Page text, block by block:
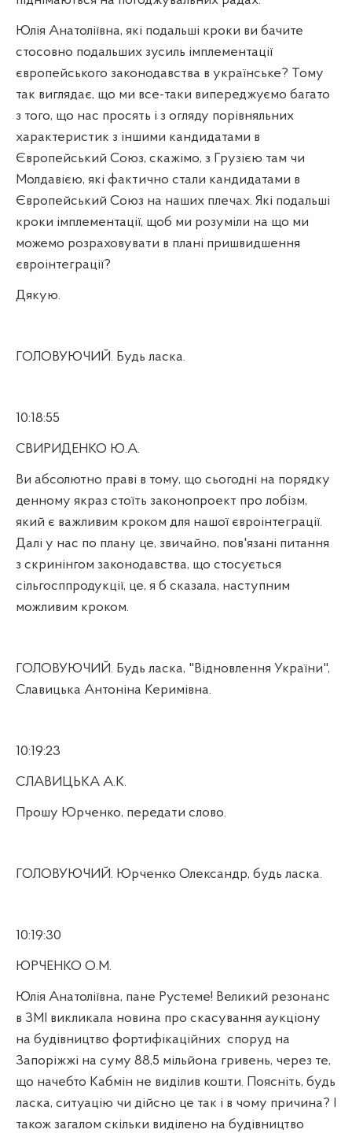
Юлія Анатоліївна, які подальші кроки ви бачите
стосовно подальших зусиль імплементації
європейського законодавства в українське? Тому
так виглядає, що ми все-таки випереджуємо багато
з того, що нас просять і з огляду порівняльних
характеристик з іншими кандидатами в
Європейський Союз, скажімо, з Грузією там чи
Молдавією, які фактично стали кандидатами в
Європейський Союз на наших плечах. Які подальші
кроки імплементації, щоб ми розуміли на що ми
можемо розраховувати в плані пришвидшення
євроінтеграції?
Дякую.
ГОЛОВУЮЧИЙ. Будь ласка.
10:18:55
СВИРИДЕНКО Ю.А.
Ви абсолютно праві в тому, що сьогодні на порядку
денному якраз стоїть законопроект про лобізм,
який є важливим кроком для нашої євроінтеграції.
Далі у нас по плану це, звичайно, пов'язані питання
з скринінгом законодавства, що стосується
сільгосппродукції, це, я б сказала, наступним
можливим кроком.
ГОЛОВУЮЧИЙ. Будь ласка, "Відновлення України",
Славицька Антоніна Керимівна.
10:19:23
СЛАВИЦЬКА А.К.
Прошу Юрченко, передати слово.
ГОЛОВУЮЧИЙ. Юрченко Олександр, будь ласка.
10:19:30
ЮРЧЕНКО О.М.
Юлія Анатоліївна, пане Рустеме! Великий резонанс
в ЗМІ викликала новина про скасування аукціону
на будівництво фортифікаційних споруд на
Запоріжжі на суму 88,5 мільйона гривень, через те,
що начебто Кабмін не виділив кошти. Поясніть, будь
ласка, ситуацію чи дійсно це так і в чому причина? І
також загалом скільки виділено на будівництво